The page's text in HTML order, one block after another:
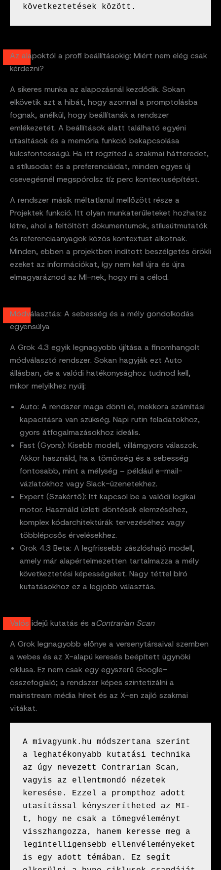
következtetések között.
Az alapoktól a profi beállításokig: Miért nem elég csak
kérdezni?
A sikeres munka az alapozásnál kezdődik. Sokan
elkövetik azt a hibát, hogy azonnal a promptolásba
fognak, anélkül, hogy beállítanák a rendszer
emlékezetét. A beállítások alatt található egyéni
utasítások és a memória funkció bekapcsolása
kulcsfontosságú. Ha itt rögzíted a szakmai hátteredet,
a stílusodat és a preferenciáidat, minden egyes új
csevegésnél megspórolsz tíz perc kontextusépítést.
A rendszer másik méltatlanul mellőzött része a
Projektek funkció. Itt olyan munkaterületeket hozhatsz
létre, ahol a feltöltött dokumentumok, stílusútmutatók
és referenciaanyagok közös kontextust alkotnak.
Minden, ebben a projektben indított beszélgetés örökli
ezeket az információkat, így nem kell újra és újra
elmagyaráznod az MI-nek, hogy mi a célod.
Módválasztás: A sebesség és a mély gondolkodás
egyensúlya
A Grok 4.3 egyik legnagyobb újítása a finomhangolt
módválasztó rendszer. Sokan hagyják ezt Auto
állásban, de a valódi hatékonysághoz tudnod kell,
mikor melyikhez nyúlj:
Auto: A rendszer maga dönti el, mekkora számítási
kapacitásra van szükség. Napi rutin feladatokhoz,
gyors átfogalmazásokhoz ideális.
Fast (Gyors): Kisebb modell, villámgyors válaszok.
Akkor használd, ha a tömörség és a sebesség
fontosabb, mint a mélység – például e-mail-
vázlatokhoz vagy Slack-üzenetekhez.
Expert (Szakértő): Itt kapcsol be a valódi logikai
motor. Használd üzleti döntések elemzéséhez,
komplex kódarchitektúrák tervezéséhez vagy
többlépcsős érvelésekhez.
Grok 4.3 Beta: A legfrissebb zászlóshajó modell,
amely már alapértelmezetten tartalmazza a mély
következtetési képességeket. Nagy téttel bíró
kutatásokhoz ez a legjobb választás.
Valós idejű kutatás és aContrarian Scan
A Grok legnagyobb előnye a versenytársaival szemben
a webes és az X-alapú keresés beépített ügynöki
ciklusa. Ez nem csak egy egyszerű Google-
összefoglaló; a rendszer képes szintetizálni a
mainstream média híreit és az X-en zajló szakmai
vitákat.
A mivagyunk.hu módszertana szerint
a leghatékonyabb kutatási technika
az úgy nevezett Contrarian Scan,
vagyis az ellentmondó nézetek
keresése. Ezzel a prompthoz adott
utasítással kényszerítheted az MI-
t, hogy ne csak a tömegvéleményt
visszhangozza, hanem keresse meg a
legintelligensebb ellenvéleményeket
is egy adott témában. Ez segít